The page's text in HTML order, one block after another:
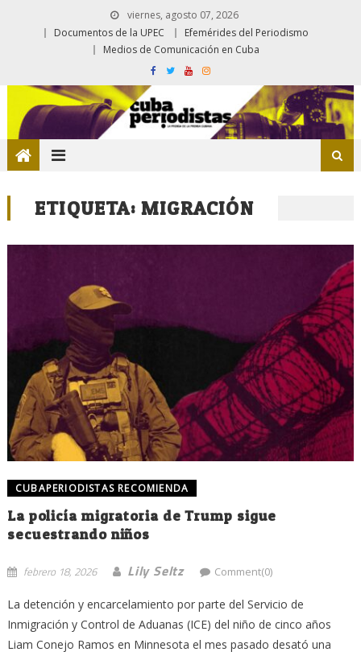
viernes, agosto 07, 2026
Documentos de la UPEC
Efemérides del Periodismo
Medios de Comunicación en Cuba
ETIQUETA: MIGRACIÓN
CUBAPERIODISTAS RECOMIENDA
La policía migratoria de Trump sigue
secuestrando niños
febrero 18, 2026 Lily Seltz Comment(0)
La detención y encarcelamiento por parte del Servicio de
Inmigración y Control de Aduanas (ICE) del niño de cinco años
Liam Conejo Ramos en Minnesota el mes pasado desató una